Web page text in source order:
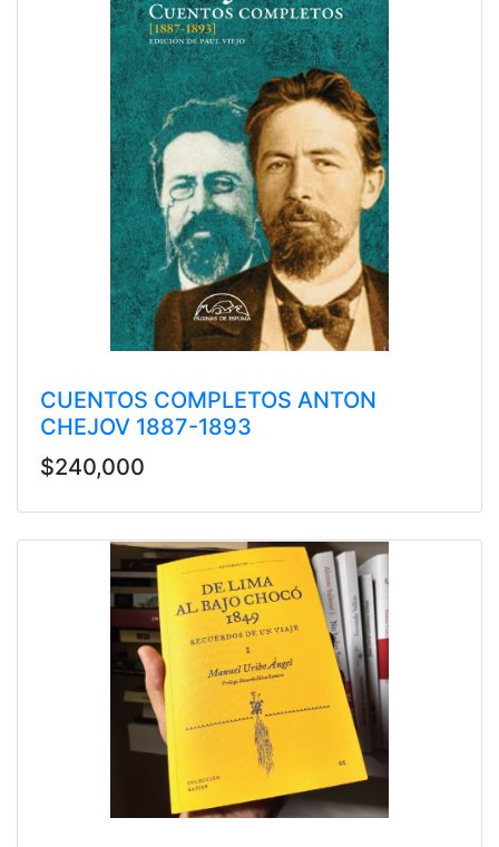
CUENTOS COMPLETOS ANTON
CHEJOV 1887-1893
$240,000